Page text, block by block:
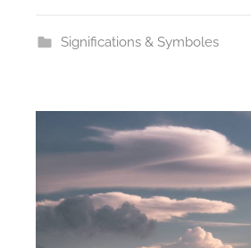
Significations & Symboles